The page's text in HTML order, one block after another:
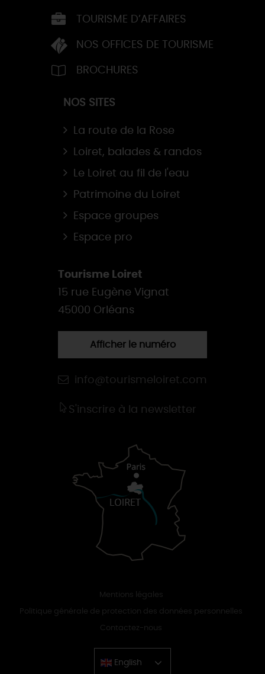
TOURISME D’AFFAIRES
NOS OFFICES DE TOURISME
BROCHURES
NOS SITES
La route de la Rose
Loiret, balades & randos
Le Loiret au fil de l'eau
Patrimoine du Loiret
Espace groupes
Espace pro
Tourisme Loiret
15 rue Eugène Vignat
45000 Orléans
Afficher le numéro
info@tourismeloiret.com
S'inscrire à la newsletter
Mentions légales
Politique générale de protection des données personnelles
Contactez-nous
English